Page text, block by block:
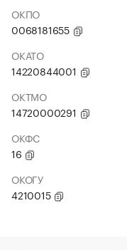
ОКПО
0068181655
ОКАТО
14220844001
ОКТМО
14720000291
ОКФС
16
ОКОГУ
4210015